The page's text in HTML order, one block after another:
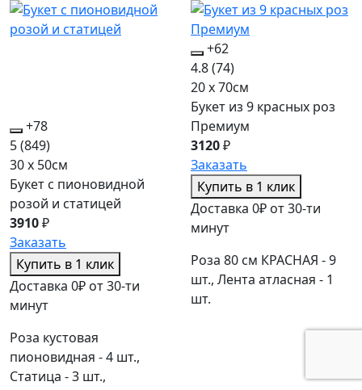
+78
5(849)
30 x 50см
Букет с пионовидной
розой и статицей
3910₽
Заказать
Купить в 1 клик
Доставка 0₽ от 30-ти
минут
Роза кустовая
пионовидная - 4 шт.,
Статица - 3 шт.,
+62
4.8(74)
20 x 70см
Букет из 9 красных роз
Премиум
3120₽
Заказать
Купить в 1 клик
Доставка 0₽ от 30-ти
минут
Роза 80 см КРАСНАЯ - 9
шт., Лента атласная - 1
шт.